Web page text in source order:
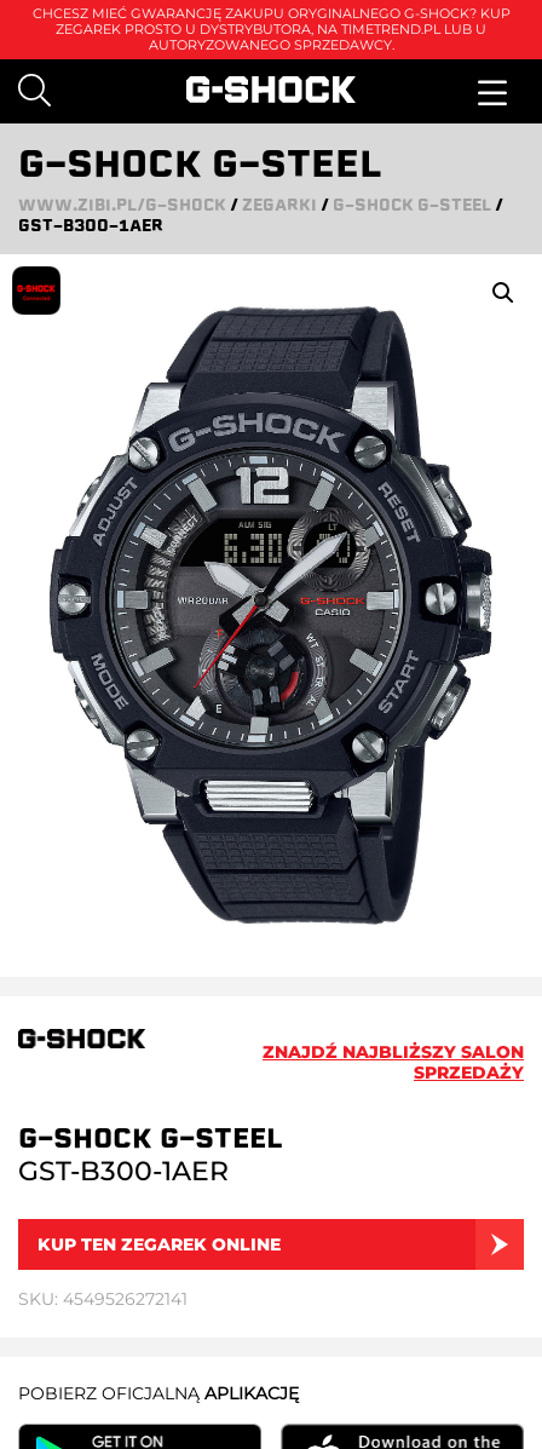
CHCESZ MIEĆ GWARANCJĘ ZAKUPU ORYGINALNEGO G-SHOCK? KUP
ZEGAREK PROSTO U DYSTRYBUTORA, NA TIMETREND.PL LUB U
AUTORYZOWANEGO SPRZEDAWCY.
G-SHOCK G-STEEL
WWW.ZIBI.PL/G-SHOCK / ZEGARKI / G-SHOCK G-STEEL/
GST-B300-1AER
ZNAJDŹ NAJBLIŻSZY SALON
SPRZEDAŻY
G-SHOCK G-STEEL
GST-B300-1AER
KUP TEN ZEGAREK ONLINE
SKU: 4549526272141
POBIERZ OFICJALNĄ APLIKACJĘ